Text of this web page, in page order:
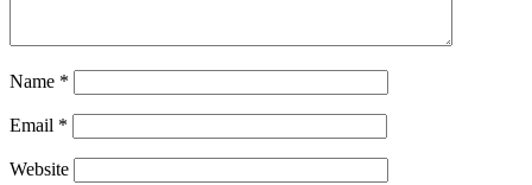
Name *
Email *
Website